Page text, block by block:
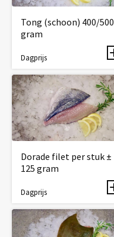
Tong (schoon) 400/500
gram
Dagprijs
Dorade filet per stuk ±
125 gram
Dagprijs